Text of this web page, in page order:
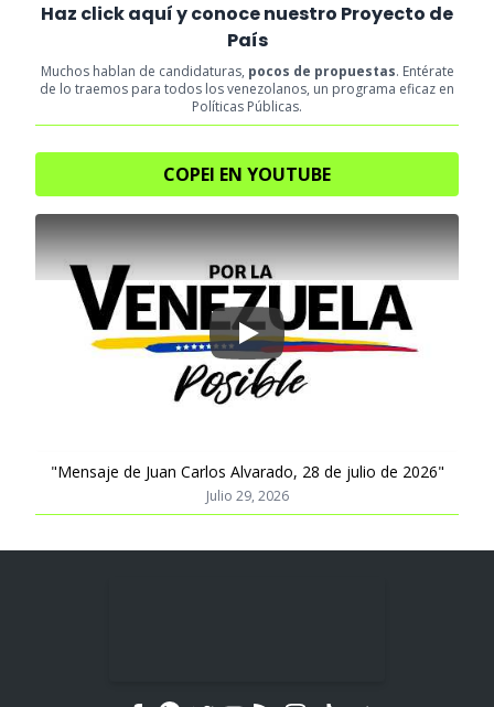
Haz click aquí y conoce nuestro Proyecto de
País
Muchos hablan de candidaturas, pocos de propuestas. Entérate
de lo traemos para todos los venezolanos, un programa eficaz en
Políticas Públicas.
COPEI EN YOUTUBE
Play
"Mensaje de Juan Carlos Alvarado, 28 de julio de 2026"
Julio 29, 2026